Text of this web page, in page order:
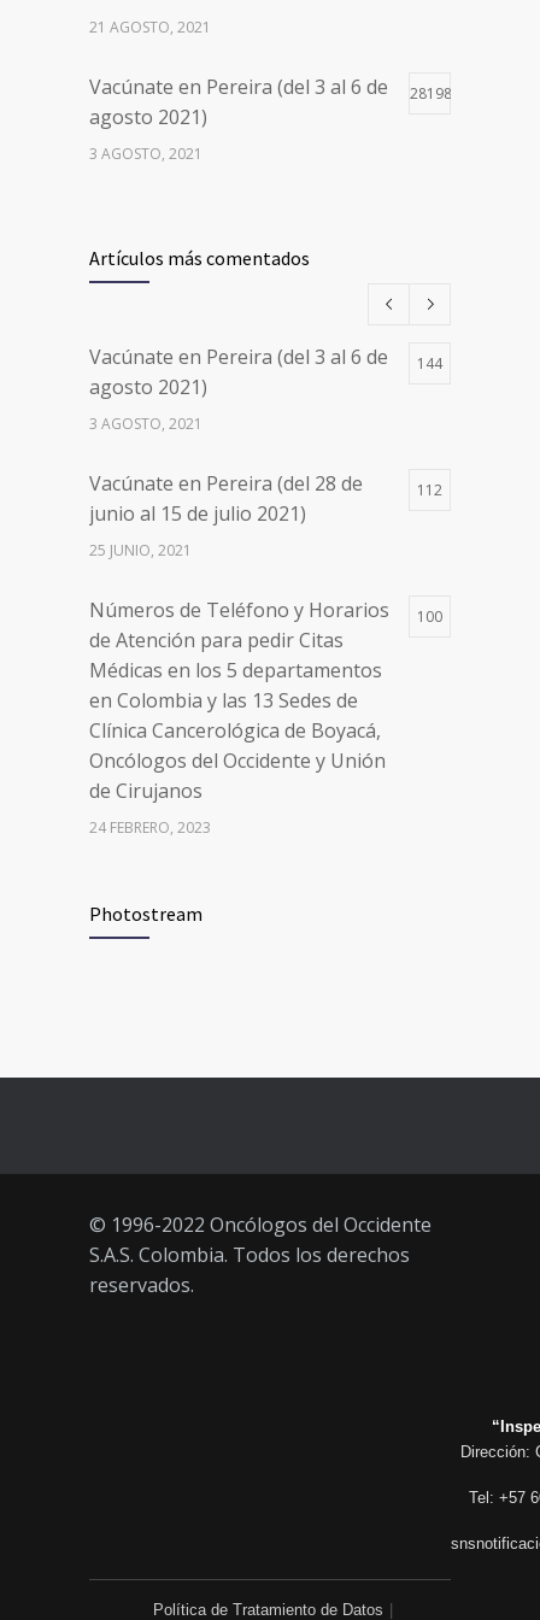
21 AGOSTO, 2021
Vacúnate en Pereira (del 3 al 6 de
agosto 2021)
28198
3 AGOSTO, 2021
de agosto 2021) mayores de 20
años
Números de Teléfono y Horarios
de Atención para pedir Citas
Médicas en los 5 departamentos
Clínica Cancerológica de Boyacá,
Oncólogos del Occidente y Unión
de Cirujanos
Artículos más comentados
Vacúnate en Pereira (del 3 al 6 de
agosto 2021)
144
3 AGOSTO, 2021
Vacúnate en Pereira (del 28 de
junio al 15 de julio 2021)
112
25 JUNIO, 2021
Números de Teléfono y Horarios
de Atención para pedir Citas
Médicas en los 5 departamentos
en Colombia y las 13 Sedes de
Clínica Cancerológica de Boyacá,
Oncólogos del Occidente y Unión
de Cirujanos
100
24 FEBRERO, 2023
junio 2021)
años
Photostream
© 1996-2022 Oncólogos del Occidente
S.A.S. Colombia. Todos los derechos
reservados.
Dirección:
Tel: +57
Política de Tratamiento de Datos